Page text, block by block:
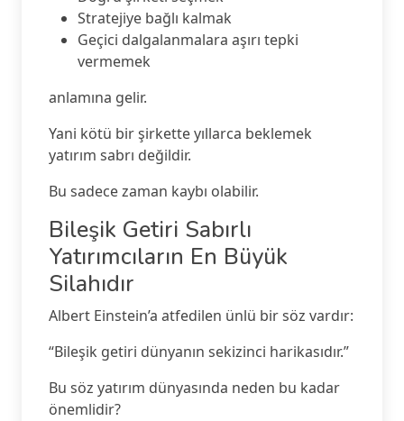
Stratejiye bağlı kalmak
Geçici dalgalanmalara aşırı tepki
vermemek
anlamına gelir.
Yani kötü bir şirkette yıllarca beklemek
yatırım sabrı değildir.
Bu sadece zaman kaybı olabilir.
Bileşik Getiri Sabırlı
Yatırımcıların En Büyük
Silahıdır
Albert Einstein’a atfedilen ünlü bir söz vardır:
“Bileşik getiri dünyanın sekizinci harikasıdır.”
Bu söz yatırım dünyasında neden bu kadar
önemlidir?